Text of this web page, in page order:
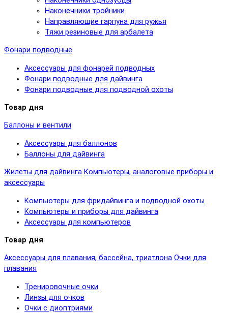
Наконечники тройники
Направляющие гарпуна для ружья
Тяжи резиновые для арбалета
Фонари подводные
Аксессуары для фонарей подводных
Фонари подводные для дайвинга
Фонари подводные для подводной охоты
Товар дня
Баллоны и вентили
Аксессуары для баллонов
Баллоны для дайвинга
Жилеты для дайвинга Компьютеры, аналоговые приборы и
аксессуары
Компьютеры для фридайвинга и подводной охоты
Компьютеры и приборы для дайвинга
Аксессуары для компьютеров
Товар дня
Аксессуары для плавания, бассейна, триатлона Очки для
плавания
Тренировочные очки
Линзы для очков
Очки с диоптриями